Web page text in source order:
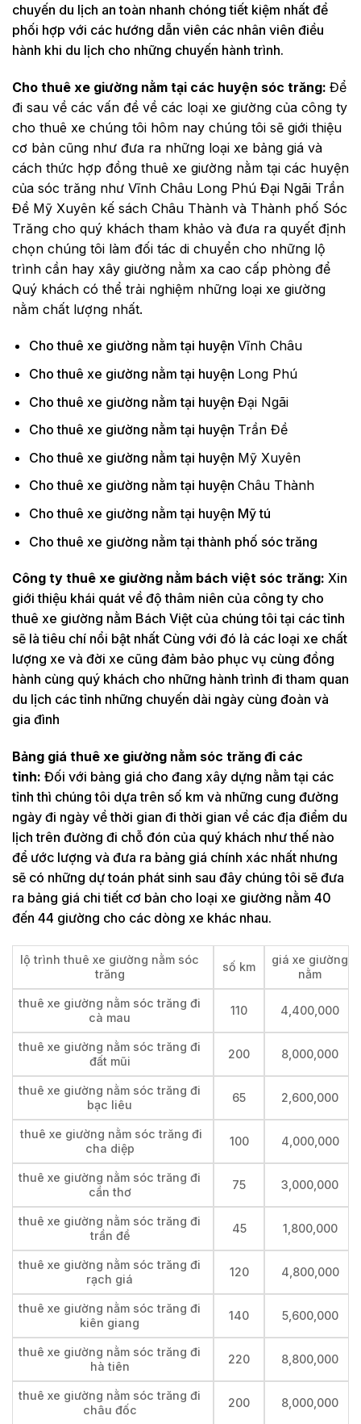
chuyến du lịch an toàn nhanh chóng tiết kiệm nhất để
phối hợp với các hướng dẫn viên các nhân viên điều
hành khi du lịch cho những chuyến hành trình.
Cho thuê xe giường nằm tại các huyện sóc trăng: Để
đi sau về các vấn đề về các loại xe giường của công ty
cho thuê xe chúng tôi hôm nay chúng tôi sẽ giới thiệu
cơ bản cũng như đưa ra những loại xe bảng giá và
cách thức hợp đồng thuê xe giường nằm tại các huyện
của sóc trăng như Vĩnh Châu Long Phú Đại Ngãi Trần
Đề Mỹ Xuyên kế sách Châu Thành và Thành phố Sóc
Trăng cho quý khách tham khảo và đưa ra quyết định
chọn chúng tôi làm đối tác di chuyển cho những lộ
trình cần hay xây giường nằm xa cao cấp phòng để
Quý khách có thể trải nghiệm những loại xe giường
nằm chất lượng nhất.
Cho thuê xe giường nằm tại huyện Vĩnh Châu
Cho thuê xe giường nằm tại huyện Long Phú
Cho thuê xe giường nằm tại huyện Đại Ngãi
Cho thuê xe giường nằm tại huyện Trần Đề
Cho thuê xe giường nằm tại huyện Mỹ Xuyên
Cho thuê xe giường nằm tại huyện Châu Thành
Cho thuê xe giường nằm tại huyện Mỹ tú
Cho thuê xe giường nằm tại thành phố sóc trăng
Công ty thuê xe giường nằm bách việt sóc trăng: Xin
giới thiệu khái quát về độ thâm niên của công ty cho
thuê xe giường nằm Bách Việt của chúng tôi tại các tỉnh
sẽ là tiêu chí nổi bật nhất Cùng với đó là các loại xe chất
lượng xe và đời xe cũng đảm bảo phục vụ cùng đồng
hành cùng quý khách cho những hành trình đi tham quan
du lịch các tỉnh những chuyến dài ngày cùng đoàn và
gia đình
Bảng giá thuê xe giường nằm sóc trăng đi các
tỉnh: Đối với bảng giá cho đang xây dựng nằm tại các
tỉnh thì chúng tôi dựa trên số km và những cung đường
ngày đi ngày về thời gian đi thời gian về các địa điểm du
lịch trên đường đi chỗ đón của quý khách như thế nào
để ước lượng và đưa ra bảng giá chính xác nhất nhưng
sẽ có những dự toán phát sinh sau đây chúng tôi sẽ đưa
ra bảng giá chi tiết cơ bản cho loại xe giường nằm 40
đến 44 giường cho các dòng xe khác nhau.
lộ trình thuê xe giường nằm sóc
trăng
số km
giá xe giường
nằm
thuê xe giường nằm sóc trăng đi
cà mau
110 4,400,000
thuê xe giường nằm sóc trăng đi
đất mũi
200 8,000,000
thuê xe giường nằm sóc trăng đi
bạc liêu
65 2,600,000
thuê xe giường nằm sóc trăng đi
cha diệp
100 4,000,000
thuê xe giường nằm sóc trăng đi
cần thơ
75 3,000,000
thuê xe giường nằm sóc trăng đi
trần đề
45 1,800,000
thuê xe giường nằm sóc trăng đi
rạch giá
120 4,800,000
thuê xe giường nằm sóc trăng đi
kiên giang
140 5,600,000
thuê xe giường nằm sóc trăng đi
hà tiên
220 8,800,000
thuê xe giường nằm sóc trăng đi
châu đốc
200 8,000,000